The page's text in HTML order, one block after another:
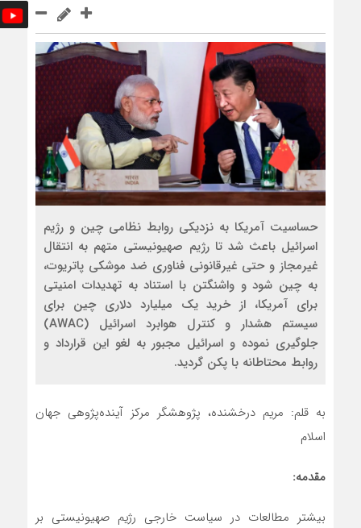
حساسیت آمریکا به نزدیکی روابط نظامی چین و رژیم
اسرائیل باعث شد تا رژیم صهیونیستی متهم به انتقال
غیرمجاز و حتی غیرقانونی فناوری ضد موشکی پاتریوت،
به چین شود و واشنگتن با استناد به تهدیدات امنیتی
برای آمریکا، از خرید یک میلیارد دلاری چین برای
سیستم هشدار و کنترل هوابرد اسرائیل (AWAC)
جلوگیری نموده و اسرائیل مجبور به لغو این قرارداد و
روابط محتاطانه با پکن گردید.
به قلم: مریم درخشنده، پژوهشگر مرکز آینده‌پژوهی جهان
اسلام
مقدمه:
بیشتر مطالعات در سیاست خارجی رژیم صهیونیستی بر